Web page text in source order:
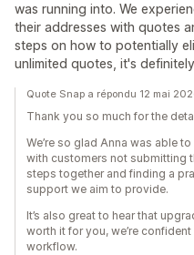
was running into. We
their addresses with quotes
steps on how to potentially
unlimited quotes, it's
Quote Snap a répondu 12 mai
Thank you so much for the
We’re so glad Anna was able
with customers not submitting
steps together and finding a
support we aim to provide.
It’s also great to hear that
worth it for you, we’re
workflow.